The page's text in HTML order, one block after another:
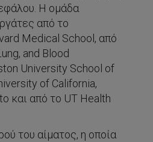
Η ομάδα
από το
Medical School, από
and Blood
University School of
of California,
και από το UT Health
του αίματος, η οποία